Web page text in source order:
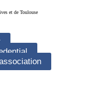
et de Toulouse